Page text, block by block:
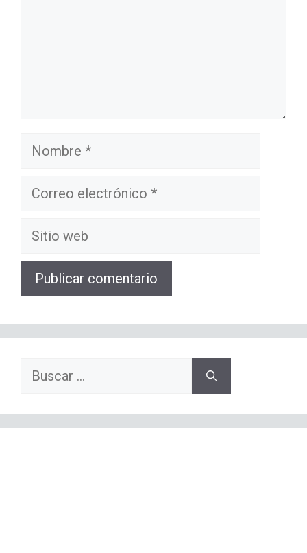
Nombre
Correo
Sitio
Buscar: